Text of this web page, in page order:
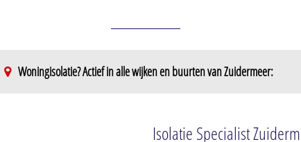
Woningisolatie? Actief in alle wijken en buurten van Zuidermeer:
Isolatie Specialist